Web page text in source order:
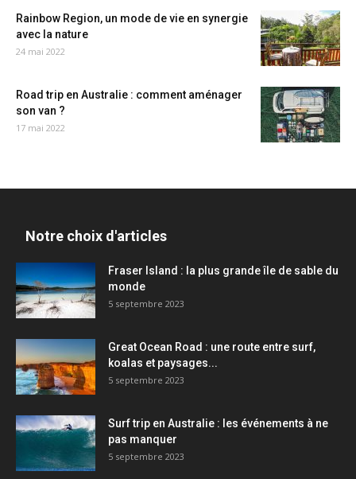
Rainbow Region, un mode de vie en synergie
avec la nature
24 mai 2022
Road trip en Australie : comment aménager
son van ?
17 mai 2022
Notre choix d'articles
Fraser Island : la plus grande île de sable du
monde
5 septembre 2023
Great Ocean Road : une route entre surf,
koalas et paysages...
5 septembre 2023
Surf trip en Australie : les événements à ne
pas manquer
5 septembre 2023